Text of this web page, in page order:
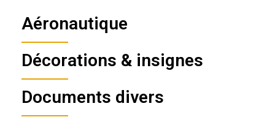
Aéronautique
Décorations & insignes
Documents divers